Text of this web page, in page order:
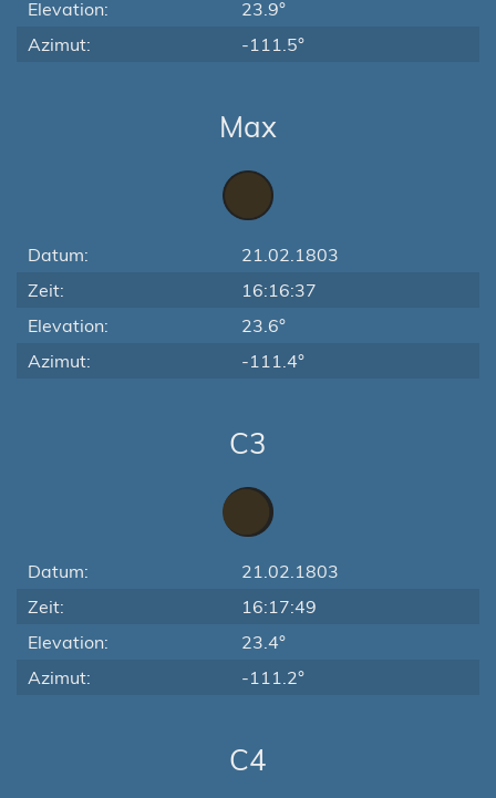
Elevation:
23.9°
Azimut:
-111.5°
Max
Datum:
21.02.1803
Zeit:
16:16:37
Elevation:
23.6°
Azimut:
-111.4°
C3
Datum:
21.02.1803
Zeit:
16:17:49
Elevation:
23.4°
Azimut:
-111.2°
C4